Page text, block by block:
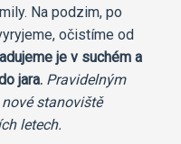
Na podzim, po
očistíme od
je v suchém a
jara. Pravidelným
stanoviště
letech.